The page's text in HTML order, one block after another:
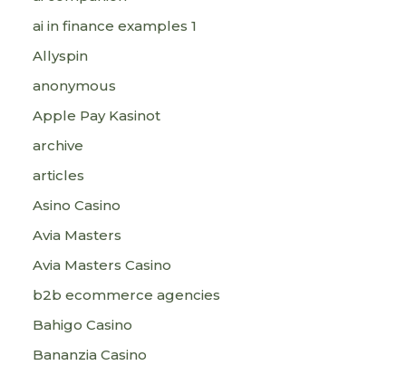
ai in finance examples 1
Allyspin
anonymous
Apple Pay Kasinot
archive
articles
Asino Casino
Avia Masters
Avia Masters Casino
b2b ecommerce agencies
Bahigo Casino
Bananzia Casino